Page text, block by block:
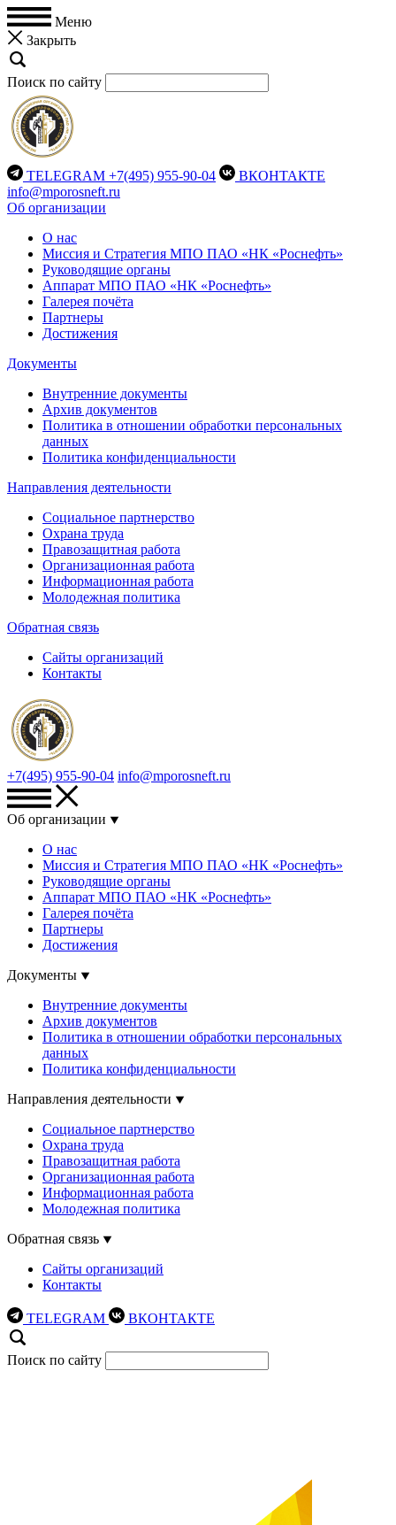
Меню
Закрыть
Поиск по сайту
TELEGRAM +7(495) 955-90-04
ВКОНТАКТЕ
info@mporosneft.ru
Об организации
О нас
Миссия и Стратегия МПО ПАО «НК «Роснефть»
Руководящие органы
Аппарат МПО ПАО «НК «Роснефть»
Галерея почёта
Партнеры
Достижения
Документы
Внутренние документы
Архив документов
Политика в отношении обработки персональных
данных
Политика конфиденциальности
Направления деятельности
Социальное партнерство
Охрана труда
Правозащитная работа
Организационная работа
Информационная работа
Молодежная политика
Обратная связь
Сайты организаций
Контакты
+7(495) 955-90-04 info@mporosneft.ru
Об организации
О нас
Миссия и Стратегия МПО ПАО «НК «Роснефть»
Руководящие органы
Аппарат МПО ПАО «НК «Роснефть»
Галерея почёта
Партнеры
Достижения
Документы
Внутренние документы
Архив документов
Политика в отношении обработки персональных
данных
Политика конфиденциальности
Направления деятельности
Социальное партнерство
Охрана труда
Правозащитная работа
Организационная работа
Информационная работа
Молодежная политика
Обратная связь
Сайты организаций
Контакты
TELEGRAM ВКОНТАКТЕ
Поиск по сайту